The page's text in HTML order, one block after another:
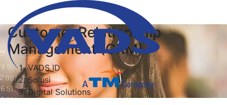
Customer Relationship
Management (CRM)
VADS ID
Solusi
Digital Solutions